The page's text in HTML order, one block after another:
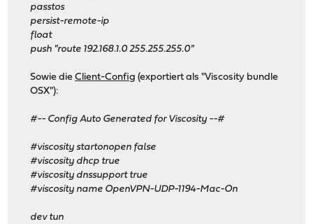
passtos
persist-remote-ip
float
push "route 192.168.1.0 255.255.255.0"
Sowie dieClient-Config (exportiert als "Viscosity bundle
OSX"):
#-- Config Auto Generated for Viscosity --#
#viscosity startonopen false
#viscosity dhcp true
#viscosity dnssupport true
#viscosity name OpenVPN-UDP-1194-Mac-On
dev tun